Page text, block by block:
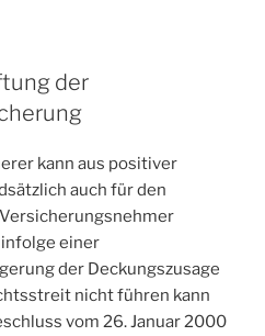
der
kann aus positiver
auch für den
einer
der Deckungszusage
nicht führen kann
vom 26. Januar 2000